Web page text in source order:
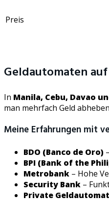
Preis
Geldautomaten
In Manila, Cebu, Davao
man mehrfach Geld
Meine Erfahrungen mit
BDO (Banco de Oro)
BPI (Bank of the
Metrobank – Hohe
Security Bank –
Private